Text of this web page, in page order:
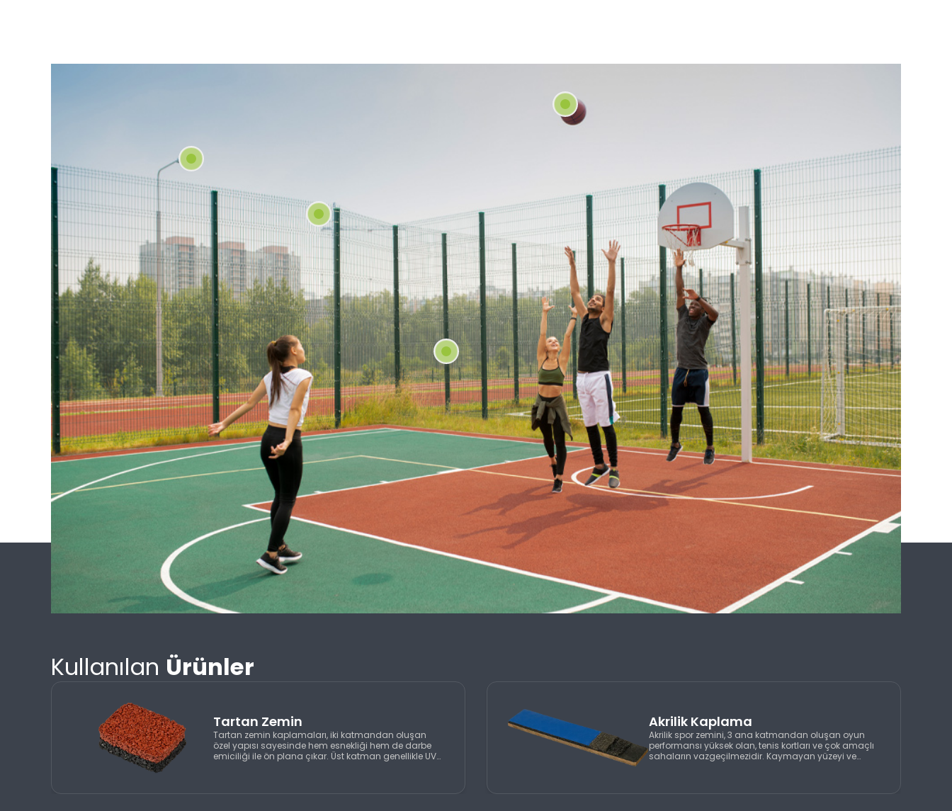
Kullanılan Ürünler
Tartan Zemin
Tartan zemin kaplamaları, iki katmandan oluşan
özel yapısı sayesinde hem esnekliği hem de darbe
emiciliği ile ön plana çıkar. Üst katman genellikle UV
Akrilik Kaplama
Akrilik spor zemini, 3 ana katmandan oluşan oyun
performansı yüksek olan, tenis kortları ve çok amaçlı
sahaların vazgeçilmezidir. Kaymayan yüzeyi ve
silmek için tarayıcınızın ayarlarını değiştirmeniz yeterlidir.
reddetme, yalnızca belirli türdeki çerezleri kabul etme ya da bir internet sitesinin
cihazınıza çerez depolamayı talep ettiğinde tarayıcı tarafından uyarılma seçeneği
sitesindeki bazı özellikler ve hizmetler düzgün çalışmayabilir. Tarayıcınızın ayarlarını
aşağıdaki tablodan ilgili link’e tıklayarak değiştirebilirsiniz.
5.İNTERNET SİTESİ GİZLİLİK POLİTİKASI’NIN YÜRÜRLÜĞÜ
İnternet Sitesi Gizlilik Politikası ..../..../.... tarihlidir. Politika’nın tümünün veya belirli
maddelerinin yenilenmesi durumunda Politika’nın yürürlük tarihi güncellenecektir. Gizlilik
Politikası Kurum’un internet sitesinde (www.alanadi.com) yayımlanır ve kişisel veri
sahiplerinin talebi üzerine ilgili kişilerin erişimine sunulur.
Firma Adı
Adres: Mahalle Adı Sokak Adı. No: 1/A, 34444 İlçe Adı/İl Adı
Telefon: +90 216 555 55 55
E – Posta:mail@alanadi.com
Web Adresi: www.alanadi.com